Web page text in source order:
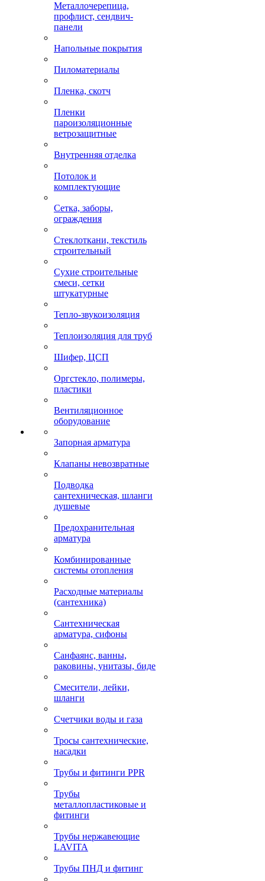
Металлочерепица,
профлист, сендвич-
панели
Напольные покрытия
Пиломатериалы
Пленка, скотч
Пленки
пароизоляционные
ветрозащитные
Внутренняя отделка
Потолок и
комплектующие
Сетка, заборы,
ограждения
Стеклоткани, текстиль
строительный
Сухие строительные
смеси, сетки
штукатурные
Тепло-звукоизоляция
Теплоизоляция для труб
Шифер, ЦСП
Оргстекло, полимеры,
пластики
Вентиляционное
оборудование
Запорная арматура
Клапаны невозвратные
Подводка
сантехническая, шланги
душевые
Предохранительная
арматура
Комбинированные
системы отопления
Расходные материалы
(сантехника)
Сантехническая
арматура, сифоны
Санфаянс, ванны,
раковины, унитазы, биде
Смесители, лейки,
шланги
Счетчики воды и газа
Тросы сантехнические,
насадки
Трубы и фитинги PPR
Трубы
металлопластиковые и
фитинги
Трубы нержавеющие
LAVITA
Трубы ПНД и фитинг